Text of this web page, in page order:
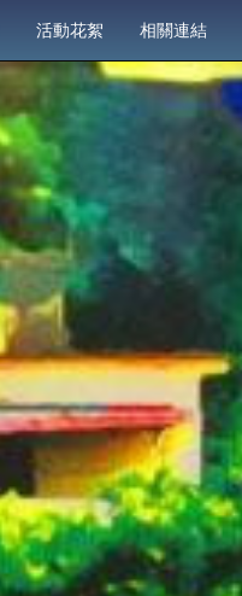
活動花絮 相關連結